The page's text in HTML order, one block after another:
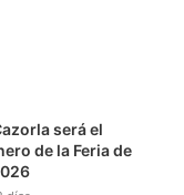
será el
de la Feria de